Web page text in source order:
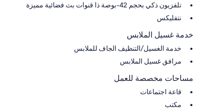
تلفزيون ذكي بحجم 42-بوصة ذا قنوات بث فضائية مميزة
نتفليكس
خدمة غسيل الملابس
خدمة الغسيل/التنظيف الجاف للملابس
مرافق غسيل الملابس
مساحات مخصصة للعمل
قاعة اجتماعات
مكتب